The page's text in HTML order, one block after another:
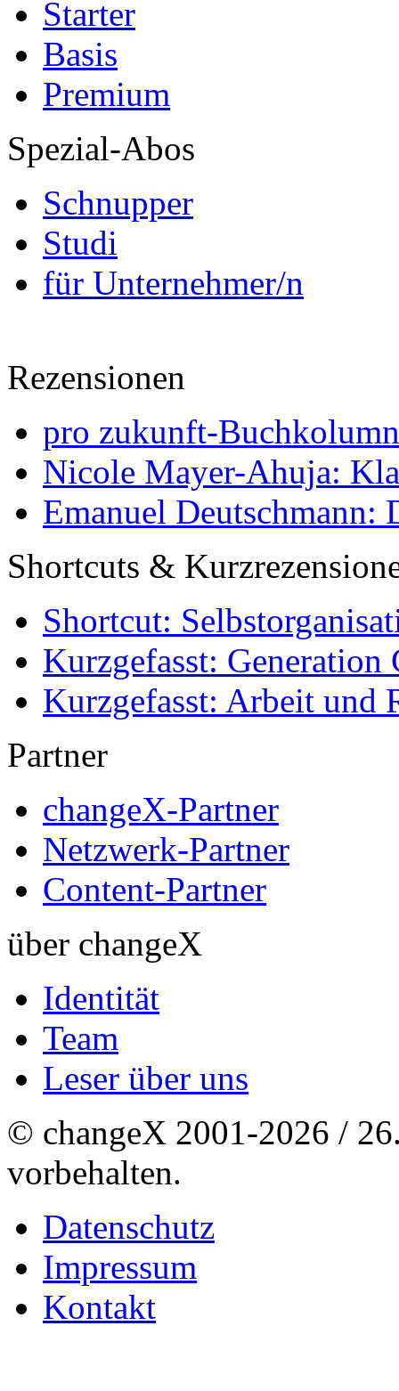
Starter
Basis
Premium
Spezial-Abos
Schnupper
Studi
für Unternehmer/n
Rezensionen
pro zukunft-
Nicole Mayer-Ahuja:
Emanuel Deutschmann:
Shortcuts &
Shortcut:
Kurzgefasst: Generation
Kurzgefasst: Arbeit und
Partner
changeX-Partner
Netzwerk-Partner
Content-Partner
über changeX
Identität
Team
Leser über uns
© changeX 2001-2026 /
vorbehalten.
Datenschutz
Impressum
Kontakt